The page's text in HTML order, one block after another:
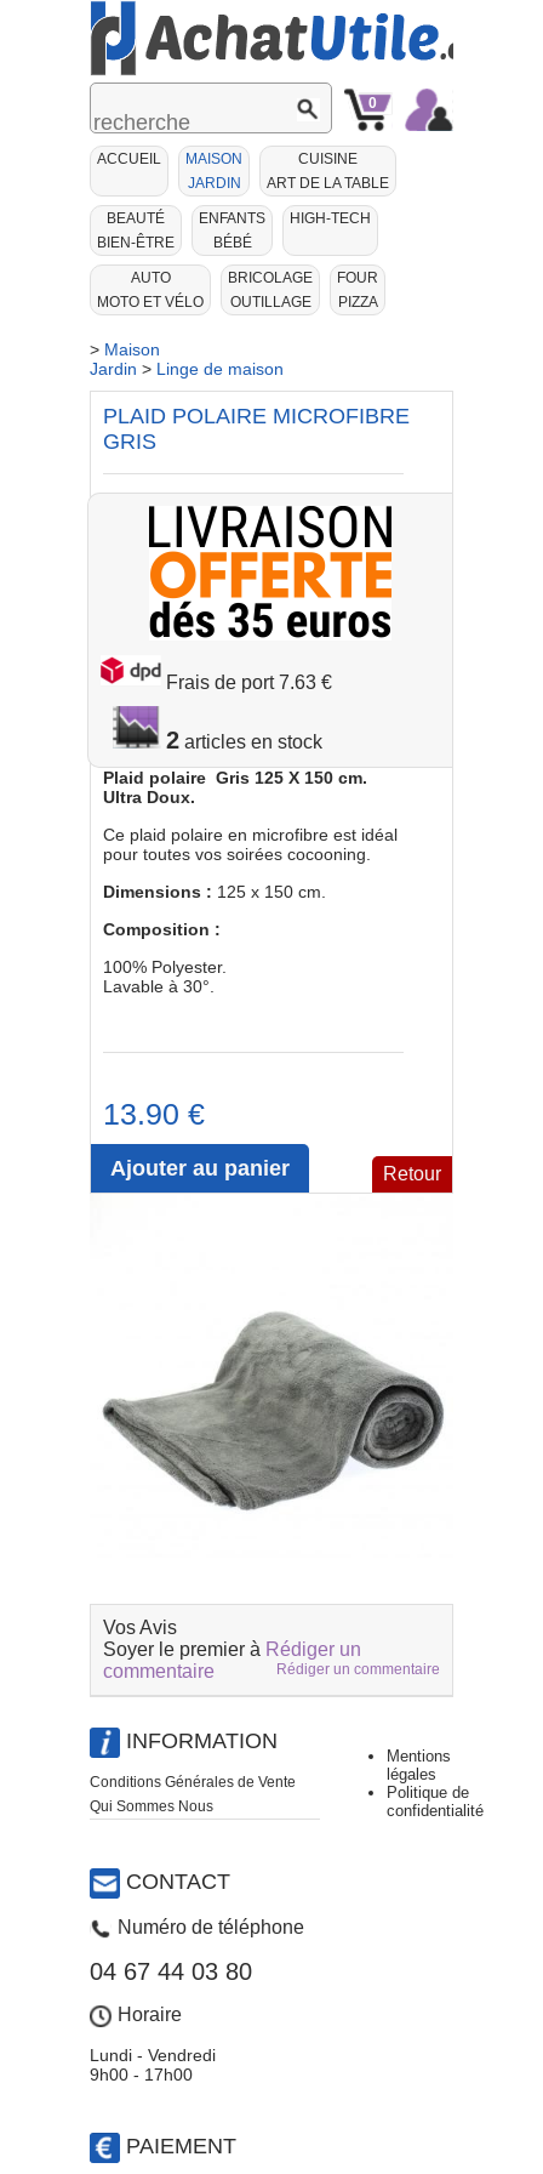
0
Mon
Panier
ACCUEIL
MAISON
JARDIN
CUISINE
ART DE LA TABLE
BEAUTÉ
BIEN-ÊTRE
ENFANTS
BÉBÉ
HIGH-TECH
AUTO
MOTO ET VÉLO
BRICOLAGE
OUTILLAGE
FOUR
PIZZA
> Maison
Jardin > Linge de maison
PLAID POLAIRE MICROFIBRE
GRIS
Frais de port 7.63 €
2
Plaid polaire Gris 125 X 150 cm.
Ultra Doux.
Ce plaid polaire en microfibre est idéal
pour toutes vos soirées cocooning.
Dimensions : 125 x 150 cm.
Composition :
100% Polyester.
Lavable à 30°.
13.90 €
Ajouter au panier Retour
Vos Avis
Soyer le premier à Rédiger un
commentaire
Rédiger un commentaire
INFORMATION
Conditions Générales de Vente
Qui Sommes Nous
CONTACT
Numéro de téléphone
04 67 44 03 80
Horaire
Lundi - Vendredi
9h00 - 17h00
PAIEMENT
Mentions
légales
Politique de
confidentialité